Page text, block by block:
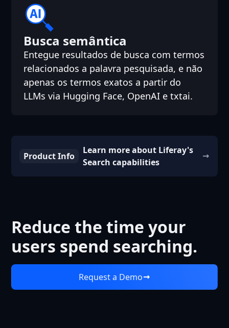
Busca semântica
Entegue resultados de busca com termos
relacionados a palavra pesquisada, e não
apenas os termos exatos a partir do
LLMs via Hugging Face, OpenAI e txtai.
Product Info
Learn more about Liferay's
Search capabilities
Reduce the time your
users spend searching.
Request a Demo